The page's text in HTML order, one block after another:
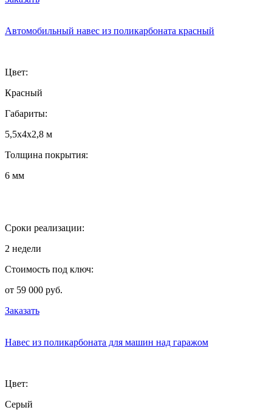
Автомобильный навес из поликарбоната красный
Цвет:
Красный
Габариты:
5,5х4х2,8 м
Толщина покрытия:
6 мм
Сроки реализации:
2 недели
Стоимость под ключ:
от 59 000 руб.
Заказать
Навес из поликарбоната для машин над гаражом
Цвет:
Серый